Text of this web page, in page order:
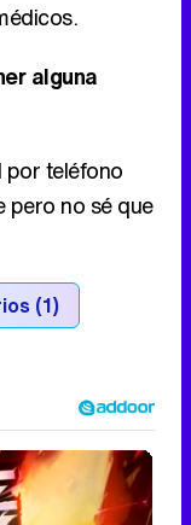
alguna
por teléfono
pero no sé que
(1)